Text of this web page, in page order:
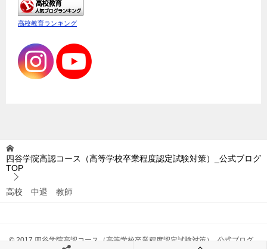
高校教育ランキング
四谷学院高認コース（高等学校卒業程度認定試験対策）_公式ブログ
TOP
高校 中退 教師
© 2017 四谷学院高認コース（高等学校卒業程度認定試験対策）_公式ブログ